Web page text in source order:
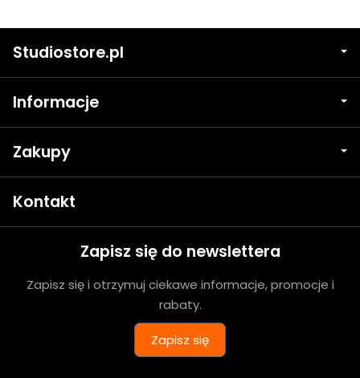
Studiostore.pl
Informacje
Zakupy
Kontakt
Zapisz się do newslettera
Zapisz się i otrzymuj ciekawe informacje, promocje i
rabaty.
Zapisz się